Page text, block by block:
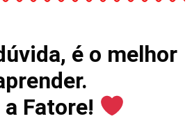
é o melhor
Fatore!